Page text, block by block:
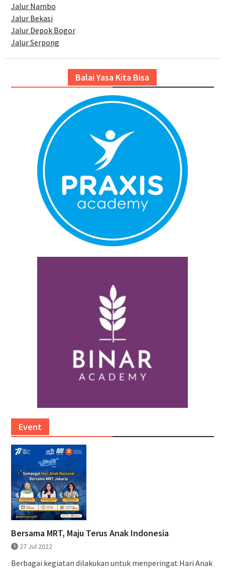
Jalur Nambo
Jalur Bekasi
Jalur Depok Bogor
Jalur Serpong
Balai Yasa Kita Bisa
Event
Bersama MRT, Maju Terus Anak Indonesia
27 Jul 2022
Berbagai kegiatan dilakukan untuk menperingat Hari Anak